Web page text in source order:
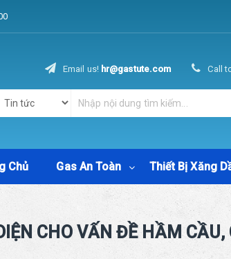
Email us! hr@gastute.com Call
Chủ Gas An Toàn Thiết Bị Xăng
CHO VẤN ĐỀ HẦM